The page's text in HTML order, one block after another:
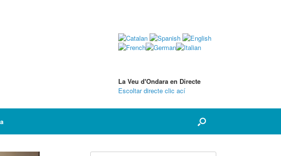
La Veu d'Ondara en Directe
Escoltar directe clic ací